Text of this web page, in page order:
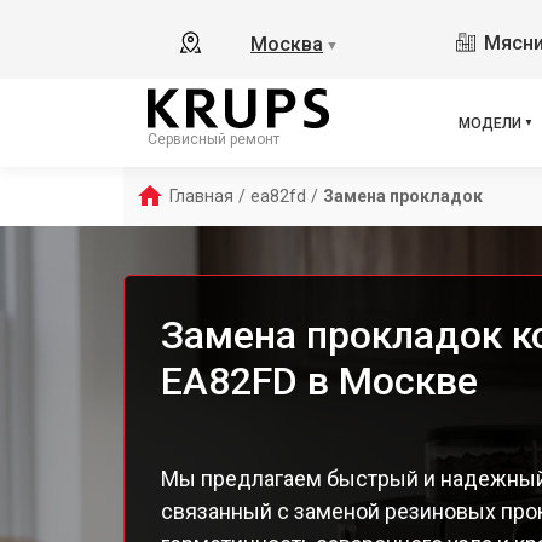
Москва ▼
Сервисный ремонт
МОДЕЛИ
EA
Главная / ea82fd / Замена прокладок
Замена прокладок
EA82FD в Москве
Мы предлагаем быстрый и
связанный с заменой резиновых